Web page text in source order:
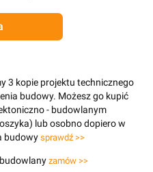
3 kopie projektu technicznego
budowy. Możesz go kupić
- budowlanym
lub osobno dopiero w
budowy sprawdź >>
zamów >>